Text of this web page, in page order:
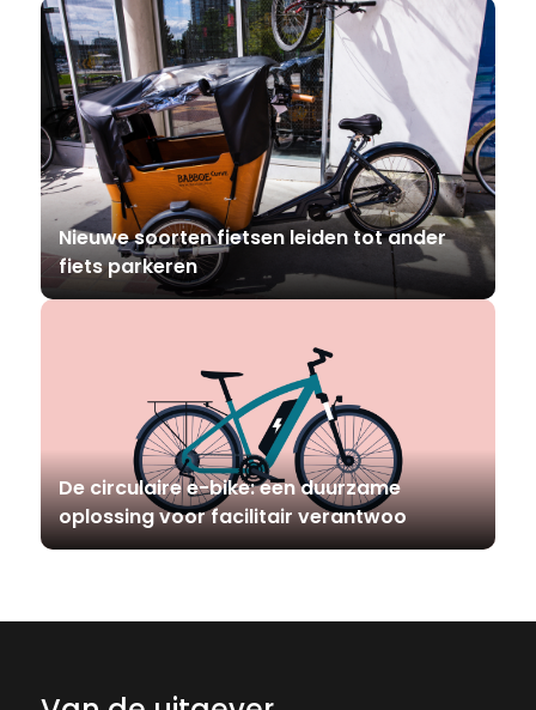
Nieuwe soorten fietsen leiden tot ander
fiets parkeren
De circulaire e-bike: een duurzame
oplossing voor facilitair verantwoo